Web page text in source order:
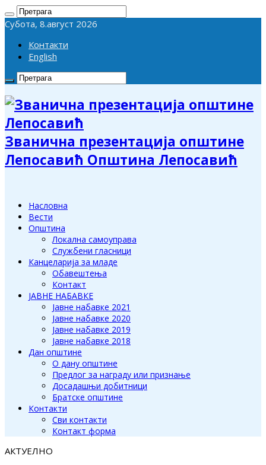
Субота, 8.август 2026
Контакти
English
Званична презентација општине
Лепосавић Општина Лепосавић
Насловна
Вести
Општина
Локална самоуправа
Службени гласници
Канцеларија за младе
Обавештења
Контакт
ЈАВНЕ НАБАВКЕ
Јавне набавке 2021
Јавне набавке 2020
Јавне набавке 2019
Јавне набавке 2018
Дан општине
О дану општине
Предлог за награду или признање
Досадашњи добитници
Братске општине
Контакти
Сви контакти
Контакт форма
АКТУЕЛНО